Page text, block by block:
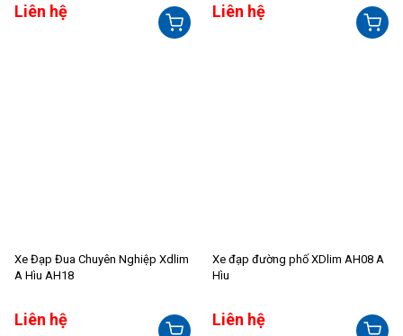
Liên hệ Liên hệ
Xe Đạp Đua Chuyên Nghiệp Xdlim
A Hìu AH18
Liên hệ
Xe đạp đường phố XDlim AH08 A
Hìu
Liên hệ